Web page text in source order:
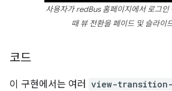
사용자가 redBus 홈페이지에서 로그인
때 뷰 전환을 페이드 및 슬라이
코드
이 구현에서는 여러 view-transition-